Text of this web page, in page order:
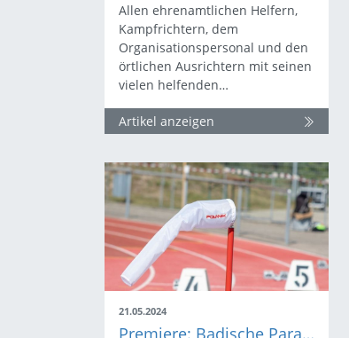
Allen ehrenamtlichen Helfern,
Kampfrichtern, dem
Organisationspersonal und den
örtlichen Ausrichtern mit seinen
vielen helfenden…
Artikel anzeigen
21.05.2024
Premiere: Badische Para-Meisterschaft am 8. Juni